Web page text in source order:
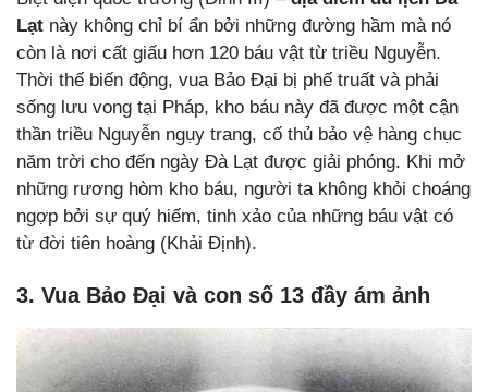
Lạt này không chỉ bí ẩn bởi những đường hầm mà nó
còn là nơi cất giấu hơn 120 báu vật từ triều Nguyễn.
Thời thế biến động, vua Bảo Đại bị phế truất và phải
sống lưu vong tại Pháp, kho báu này đã được một cận
thần triều Nguyễn ngụy trang, cố thủ bảo vệ hàng chục
năm trời cho đến ngày Đà Lạt được giải phóng. Khi mở
những rương hòm kho báu, người ta không khỏi choáng
ngợp bởi sự quý hiếm, tinh xảo của những báu vật có
từ đời tiên hoàng (Khải Định).
3. Vua Bảo Đại và con số 13 đầy ám ảnh